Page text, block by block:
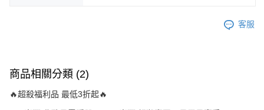
客服
商品相關分類 (2)
🔥超殺福利品 最低3折起🔥